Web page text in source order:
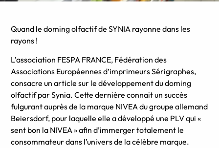
Quand le doming olfactif de SYNIA rayonne dans les
rayons !
L’association FESPA FRANCE, Fédération des
Associations Européennes d’imprimeurs Sérigraphes,
consacre un article sur le développement du doming
olfactif par Synia. Cette dernière connait un succès
fulgurant auprès de la marque NIVEA du groupe allemand
Beiersdorf, pour laquelle elle a développé une PLV qui «
sent bon la NIVEA » afin d’immerger totalement le
consommateur dans l’univers de la célèbre marque.